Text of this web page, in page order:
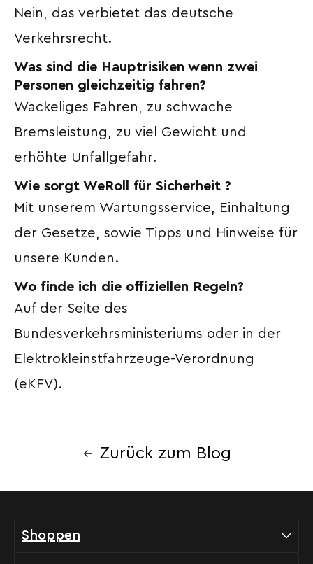
Nein, das verbietet das deutsche
Verkehrsrecht.
Was sind die Hauptrisiken wenn zwei
Personen gleichzeitig fahren?
Wackeliges Fahren, zu schwache
Bremsleistung, zu viel Gewicht und
erhöhte Unfallgefahr.
Wie sorgt WeRoll für Sicherheit ?
Mit unserem Wartungsservice, Einhaltung
der Gesetze, sowie Tipps und Hinweise für
unsere Kunden.
Wo finde ich die offiziellen Regeln?
Auf der Seite des
Bundesverkehrsministeriums oder in der
Elektrokleinstfahrzeuge-Verordnung
(eKFV).
Zurück zum Blog
Shoppen